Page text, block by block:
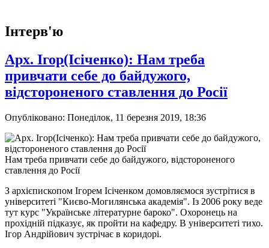
Інтерв'ю
Арх. Ігор(Ісіченко): Нам треба
привчати себе до байдужого,
відстороненого ставлення до Росії
Опубліковано: Понеділок, 11 березня 2019, 18:36
Нам треба привчати себе до байдужого, відстороненого
ставлення до Росії
З архієпископом Ігорем Ісіченком домовляємося зустрітися в
університеті "Києво-Могилянська академія". Із 2006 року веде
тут курс "Українське літературне бароко". Охоронець на
прохідній підказує, як пройти на кафедру. В університеті тихо.
Ігор Андрійович зустрічає в коридорі.